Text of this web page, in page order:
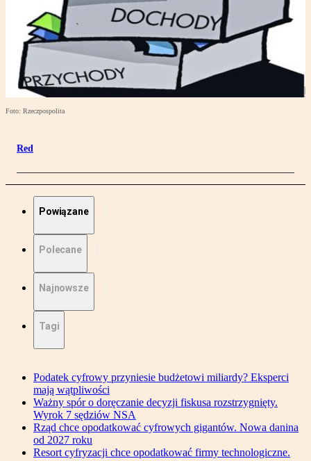
Foto: Rzeczpospolita
Red
Powiązane
Polecane
Najnowsze
Tagi
Podatek cyfrowy przyniesie budżetowi miliardy? Eksperci
mają wątpliwości
Ważny spór o doręczanie decyzji fiskusa rozstrzygnięty.
Wyrok 7 sędziów NSA
Rząd chce opodatkować cyfrowych gigantów. Nowa danina
od 2027 roku
Resort cyfryzacji chce opodatkować firmy technologiczne.